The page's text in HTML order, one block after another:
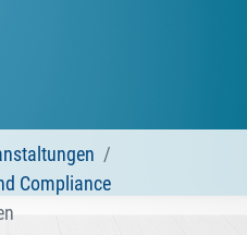
Compliance